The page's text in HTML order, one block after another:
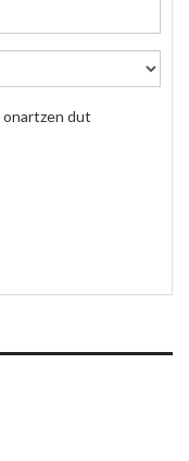
onartzen dut